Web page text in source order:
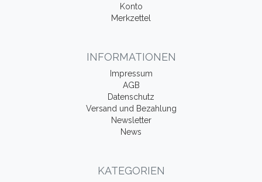
Konto
Merkzettel
INFORMATIONEN
Impressum
AGB
Datenschutz
Versand und Bezahlung
Newsletter
News
KATEGORIEN